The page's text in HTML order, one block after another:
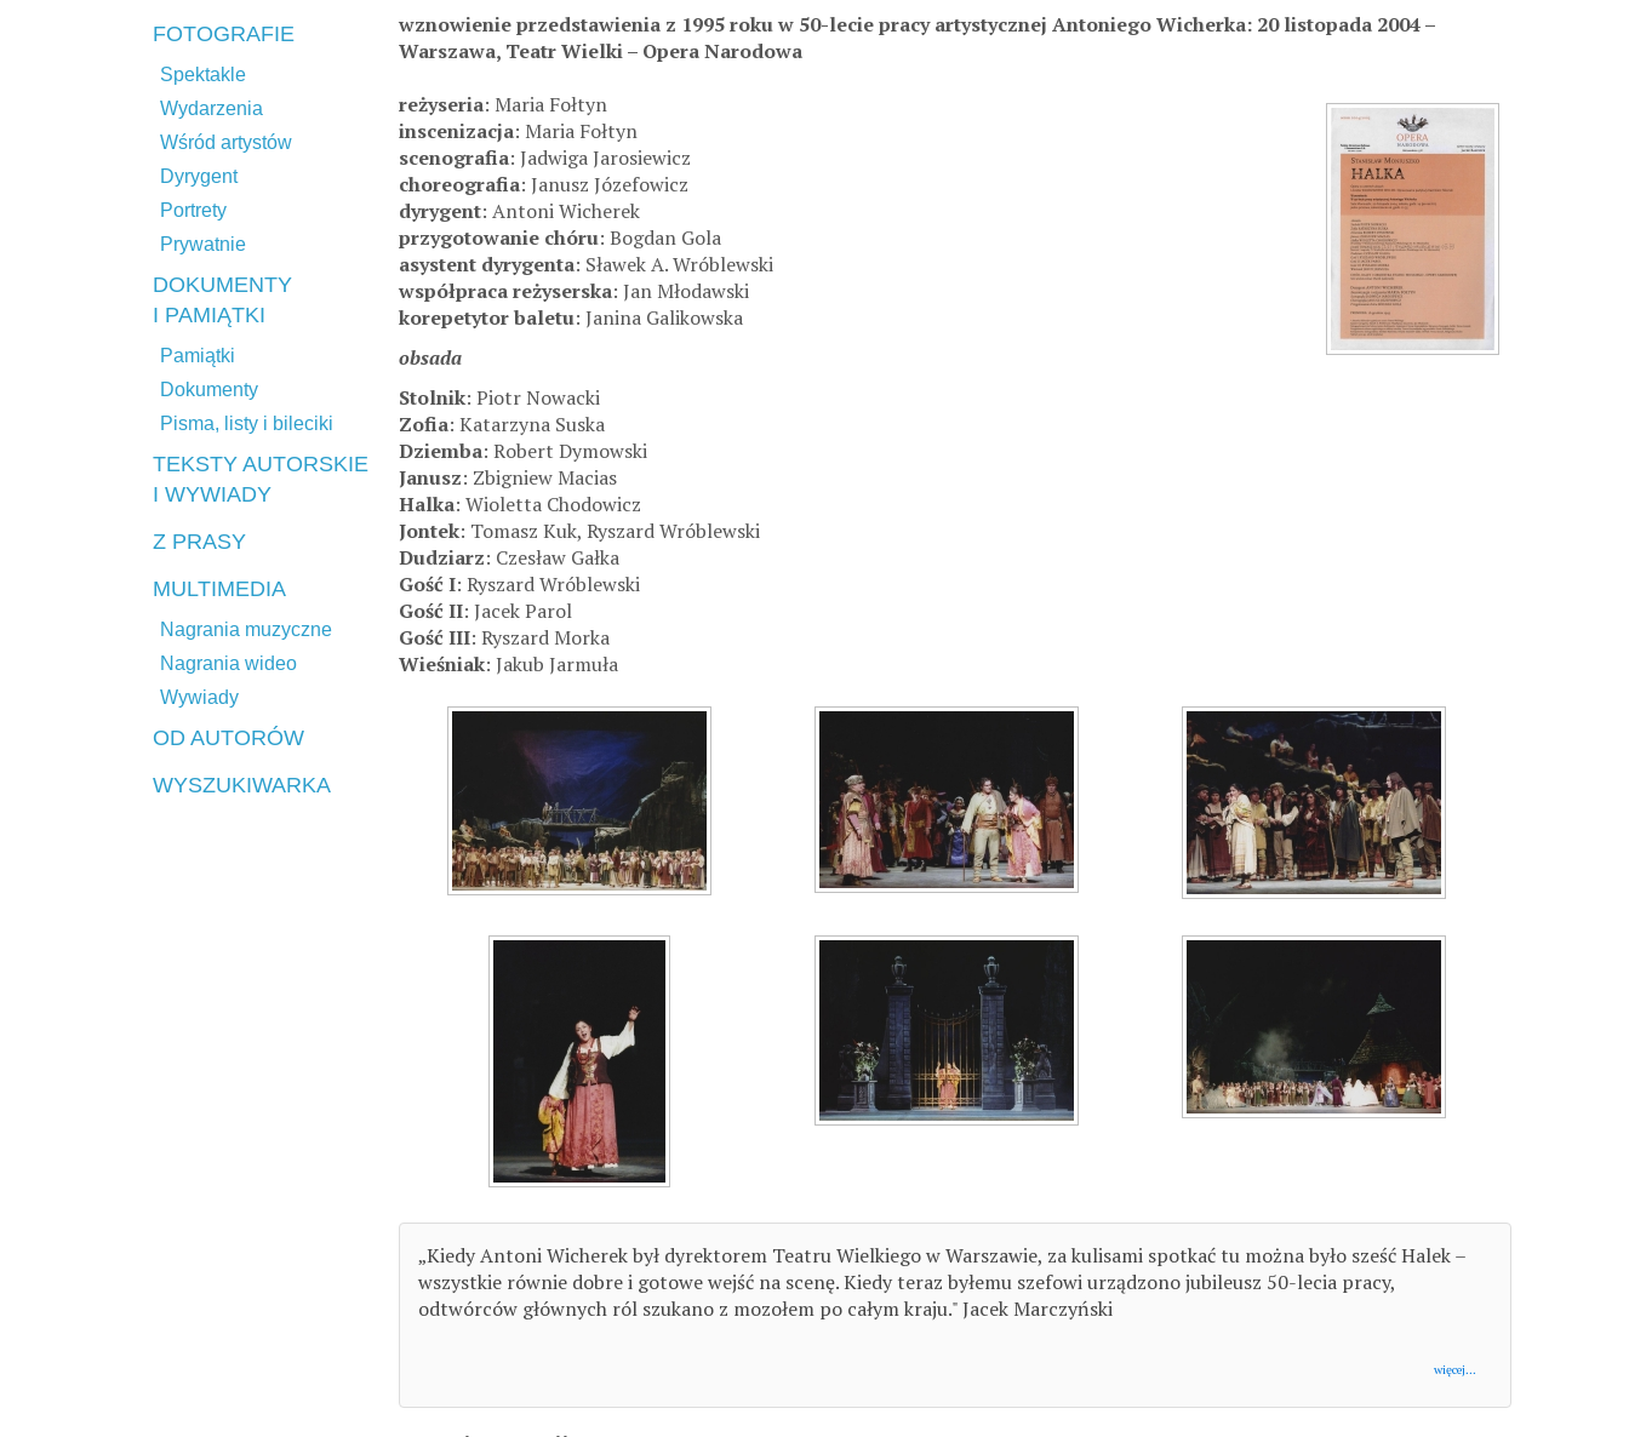
FOTOGRAFIE
Spektakle
Wydarzenia
Wśród artystów
Dyrygent
Portrety
Prywatnie
DOKUMENTY
I PAMIĄTKI
Pamiątki
Dokumenty
Pisma, listy i bileciki
TEKSTY AUTORSKIE
I WYWIADY
Z PRASY
MULTIMEDIA
Nagrania muzyczne
Nagrania wideo
Wywiady
OD AUTORÓW
WYSZUKIWARKA
wznowienie przedstawienia z 1995 roku w 50-lecie pracy artystycznej Antoniego Wicherka: 20 listopada 2004 –
Warszawa, Teatr Wielki – Opera Narodowa
reżyseria: Maria Fołtyn
inscenizacja: Maria Fołtyn
scenografia: Jadwiga Jarosiewicz
choreografia: Janusz Józefowicz
dyrygent: Antoni Wicherek
przygotowanie chóru: Bogdan Gola
asystent dyrygenta: Sławek A. Wróblewski
współpraca reżyserska: Jan Młodawski
korepetytor baletu: Janina Galikowska
obsada
Stolnik: Piotr Nowacki
Zofia: Katarzyna Suska
Dziemba: Robert Dymowski
Janusz: Zbigniew Macias
Halka: Wioletta Chodowicz
Jontek: Tomasz Kuk, Ryszard Wróblewski
Dudziarz: Czesław Gałka
Gość I: Ryszard Wróblewski
Gość II: Jacek Parol
Gość III: Ryszard Morka
Wieśniak: Jakub Jarmuła
„Kiedy Antoni Wicherek był dyrektorem Teatru Wielkiego w Warszawie, za kulisami spotkać tu można było sześć Halek –
wszystkie równie dobre i gotowe wejść na scenę. Kiedy teraz byłemu szefowi urządzono jubileusz 50-lecia pracy,
odtwórców głównych ról szukano z mozołem po całym kraju." Jacek Marczyński
więcej...